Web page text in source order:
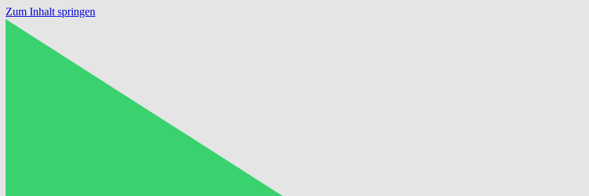
Zum Inhalt springen